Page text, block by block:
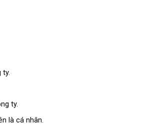
ty.
ty.
là cá nhân.